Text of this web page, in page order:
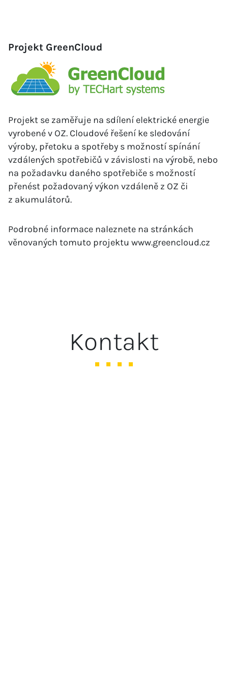
Projekt GreenCloud
Projekt se zaměřuje na sdílení elektrické energie
vyrobené v OZ. Cloudové řešení ke sledování
výroby, přetoku a spotřeby s možností spínání
vzdálených spotřebičů v závislosti na výrobě, nebo
na požadavku daného spotřebiče s možností
přenést požadovaný výkon vzdáleně z OZ či
z akumulátorů.
Podrobné informace naleznete na stránkách
věnovaných tomuto projektu www.greencloud.cz
Kontakt